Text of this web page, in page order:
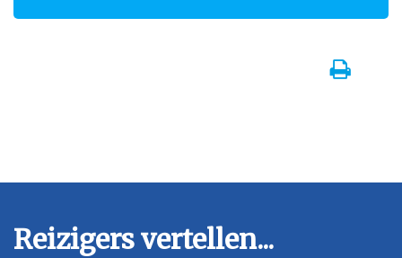
Reizigers vertellen...